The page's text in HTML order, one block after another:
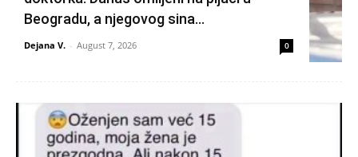
Beogradu, a njegovog sina...
Dejana V. - August 7, 2026 0